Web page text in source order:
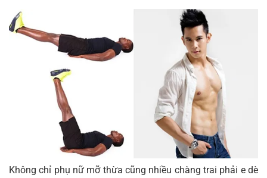
Nguyên nhân xuất hiện mỡ bụng ở nam giới
Do chế độ ăn uống không khoa học
Do di truyền
Top 8 bài tập giảm mỡ bụng cho nam hiệu quả trong
1 tuần tại nhà
Bài tập chạy bộ
Tập Leg Raise (bài tập giơ chân) làm giảm mỡ
bụng
Không chỉ phụ nữ mỡ thừa cũng nhiều chàng trai phải e dè